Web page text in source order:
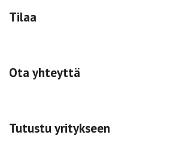
Tilaa
Ota yhteyttä
Tutustu yritykseen